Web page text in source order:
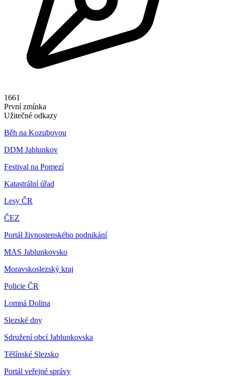
1661
První zmínka
Užitečné odkazy
Běh na Kozubovou
DDM Jablunkov
Festival na Pomezí
Katastrální úřad
Lesy ČR
ČEZ
Portál živnostenského podnikání
MAS Jablunkovsko
Moravskoslezský kraj
Policie ČR
Lomná Dolina
Slezské dny
Sdružení obcí Jablunkovska
Těšínské Slezsko
Portál veřejné správy